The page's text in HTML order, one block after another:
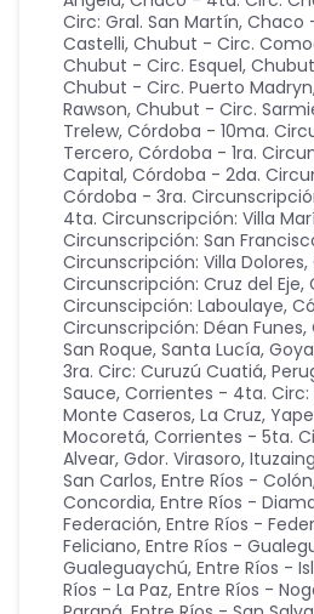
Circ: Gral. San Martín, Chaco
Castelli, Chubut - Circ.
Chubut - Circ. Esquel,
Chubut - Circ. Puerto Madryn
Rawson, Chubut - Circ.
Trelew, Córdoba - 10ma.
Tercero, Córdoba - 1ra.
Capital, Córdoba - 2da.
Córdoba - 3ra.
4ta. Circunscripción: Villa
Circunscripción: San
Circunscripción: Villa Dolores,
Circunscripción: Cruz del Eje,
Circunscipción: Laboulaye,
Circunscripción: Déan Funes,
San Roque, Santa Lucía,
3ra. Circ: Curuzú Cuatiá,
Sauce, Corrientes - 4ta. Circ:
Monte Caseros, La Cruz,
Mocoretá, Corrientes - 5ta.
Alvear, Gdor. Virasoro,
San Carlos, Entre Ríos - Colón
Concordia, Entre Ríos -
Federación, Entre Ríos -
Feliciano, Entre Ríos -
Gualeguaychú, Entre Ríos -
Ríos - La Paz, Entre Ríos -